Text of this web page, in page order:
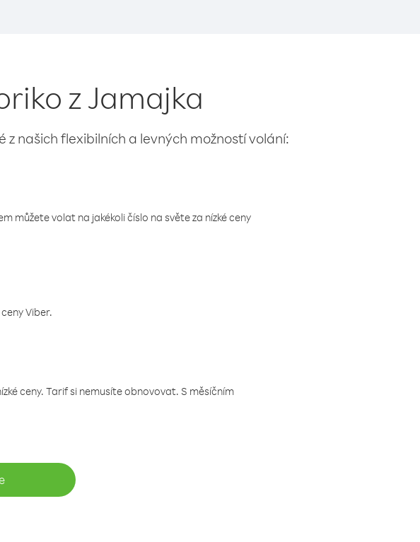
z Jamajka
z našich flexibilních a levných možností volání:
můžete volat na jakékoli číslo na světe za nízké ceny
Viber.
ceny. Tarif si nemusíte obnovovat. S měsíčním